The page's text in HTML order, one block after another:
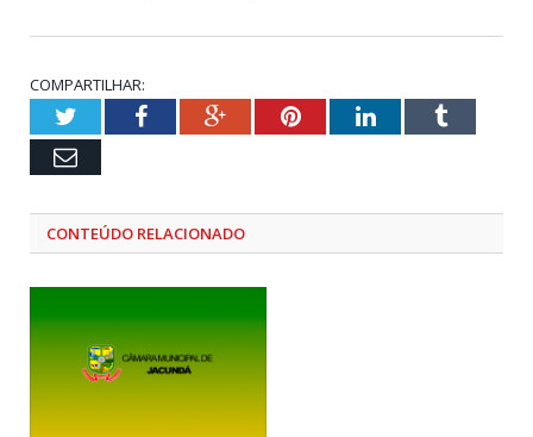
COMPARTILHAR:
TwitterFacebookGoogle+PinterestLinkedInTumblr
Email
CONTEÚDO RELACIONADO